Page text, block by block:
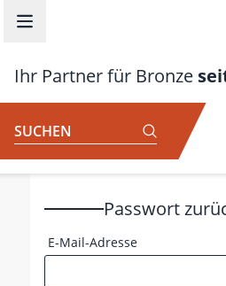
Ihr Partner für Bronze
SUCHEN
Passwort
E-Mail-Adresse